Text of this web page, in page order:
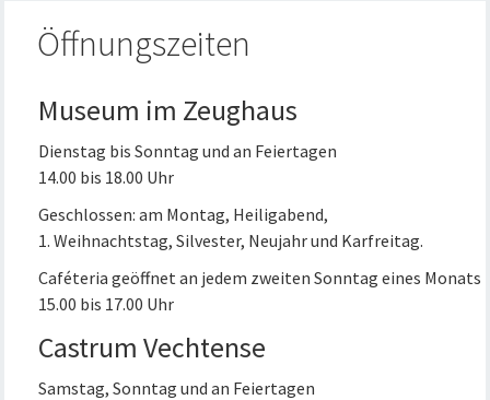
Öffnungszeiten
Museum im Zeughaus
Dienstag bis Sonntag und an Feiertagen
14.00 bis 18.00 Uhr
Geschlossen: am Montag, Heiligabend,
1. Weihnachtstag, Silvester, Neujahr und Karfreitag.
Caféteria geöffnet an jedem zweiten Sonntag eines Monats
15.00 bis 17.00 Uhr
Castrum Vechtense
Samstag, Sonntag und an Feiertagen